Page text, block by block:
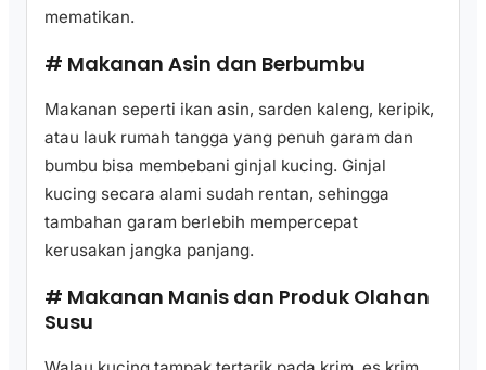
mematikan.
# Makanan Asin dan Berbumbu
Makanan seperti ikan asin, sarden kaleng, keripik,
atau lauk rumah tangga yang penuh garam dan
bumbu bisa membebani ginjal kucing. Ginjal
kucing secara alami sudah rentan, sehingga
tambahan garam berlebih mempercepat
kerusakan jangka panjang.
# Makanan Manis dan Produk Olahan
Susu